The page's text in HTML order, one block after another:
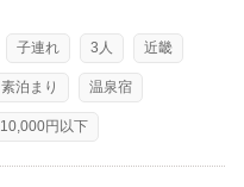
子連れ 3人 近畿
素泊まり 温泉宿
10,000円以下